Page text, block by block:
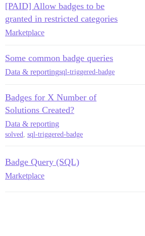
[PAID] Allow badges to be
granted in restricted categories
Marketplace
Some common badge queries
Data & reportingsql-triggered-badge
Badges for X Number of
Solutions Created?
Data & reporting
solved sql-triggered-badge
Badge Query (SQL)
Marketplace